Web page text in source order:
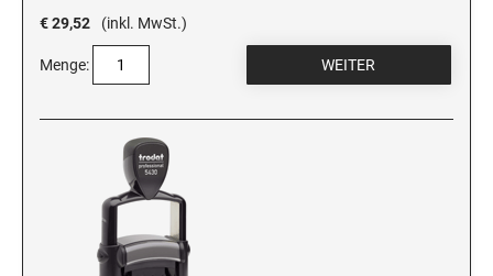
€ 29,52
(inkl. MwSt.)
Menge: